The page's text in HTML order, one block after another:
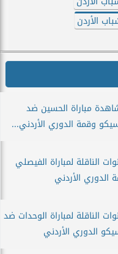
الأردن
مباراة الحسين ضد
وقمة الدوري الأردني...
الناقلة لمباراة الفيصلي
الدوري الأردني
الناقلة لمباراة الوحدات ضد
الدوري الأردني